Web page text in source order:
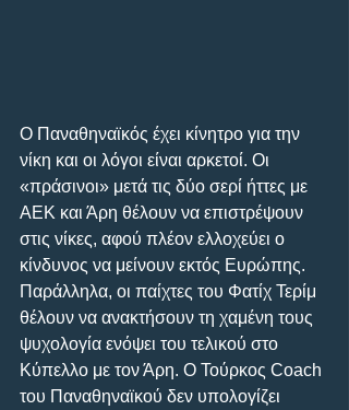
Ο Παναθηναϊκός έχει κίνητρο για την
νίκη και οι λόγοι είναι αρκετοί. Οι
«πράσινοι» μετά τις δύο σερί ήττες με
ΑΕΚ και Άρη θέλουν να επιστρέψουν
στις νίκες, αφού πλέον ελλοχεύει ο
κίνδυνος να μείνουν εκτός Ευρώπης.
Παράλληλα, οι παίχτες του Φατίχ Τερίμ
θέλουν να ανακτήσουν τη χαμένη τους
ψυχολογία ενόψει του τελικού στο
Κύπελλο με τον Άρη. Ο Τούρκος Coach
του Παναθηναϊκού δεν υπολογίζει